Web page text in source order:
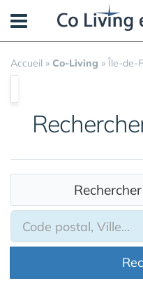
Accueil » Co-Living » Île-de-
Panneau de gestion des cookies